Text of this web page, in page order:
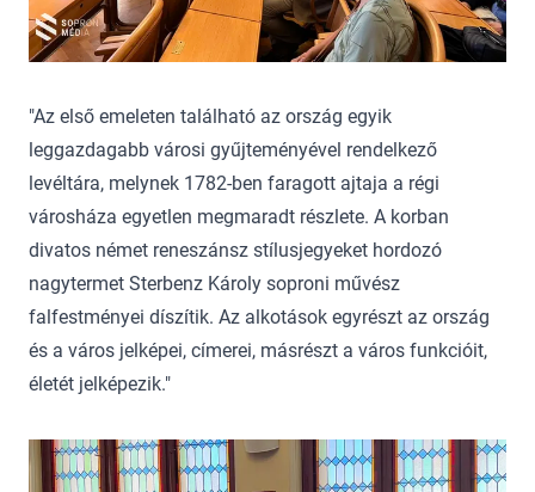
"Az első emeleten található az ország egyik
leggazdagabb városi gyűjteményével rendelkező
levéltára, melynek 1782-ben faragott ajtaja a régi
városháza egyetlen megmaradt részlete. A korban
divatos német reneszánsz stílusjegyeket hordozó
nagytermet Sterbenz Károly soproni művész
falfestményei díszítik. Az alkotások egyrészt az ország
és a város jelképei, címerei, másrészt a város funkcióit,
életét jelképezik."